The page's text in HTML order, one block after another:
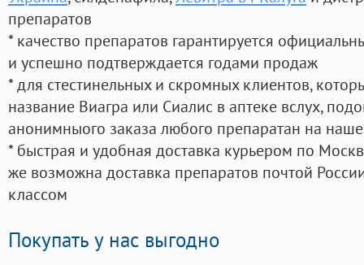
препаратов
* качество препаратов гарантируется
и успешно подтверждается годами продаж
* для стестинельных и скромных клиентов,
название Виагра или Сиалис в аптеке вслух,
анонимныого заказа любого препаратан на
* быстрая и удобная доставка курьером по
же возможна доставка препаратов почтой
классом
Покупать у нас выгодно